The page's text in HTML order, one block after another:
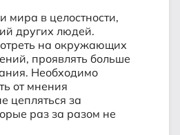
мира в целостности,
других людей.
на окружающих
проявлять больше
Необходимо
от мнения
цепляться за
раз за разом не